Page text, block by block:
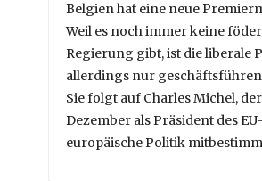
Belgien hat eine neue
Weil es noch immer keine
Regierung gibt, ist die liberale
allerdings nur
Sie folgt auf Charles Michel, der
Dezember als Präsident des
europäische Politik